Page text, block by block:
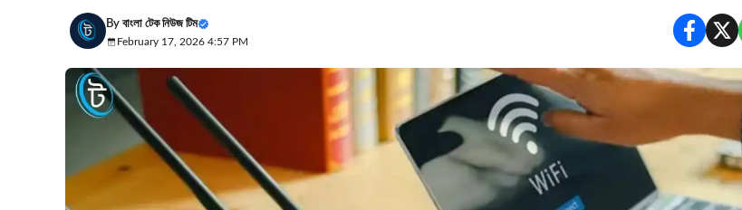
By বাংলা টেক নিউজ টিম
February 17, 2026 4:57 PM